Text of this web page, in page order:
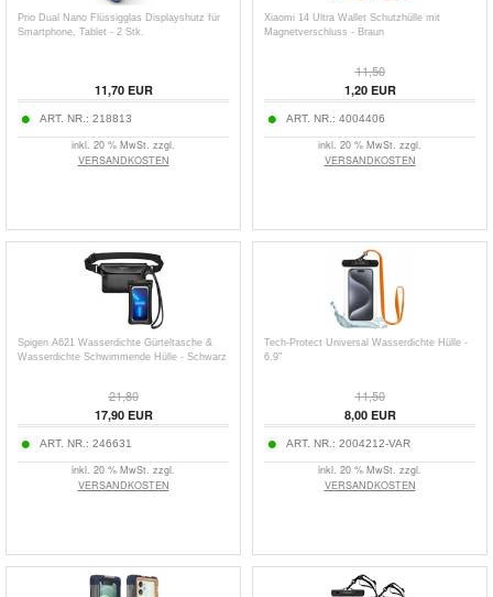
Prio Dual Nano Flüssigglas Displayshutz für
Smartphone, Tablet - 2 Stk.
11,70EUR
ART. NR.: 218813
inkl. 20 % MwSt. zzgl.
VERSANDKOSTEN
Xiaomi 14 Ultra Wallet Schutzhülle mit
Magnetverschluss - Braun
11,50
1,20EUR
ART. NR.: 4004406
inkl. 20 % MwSt. zzgl.
VERSANDKOSTEN
Spigen A621 Wasserdichte Gürteltasche &
Wasserdichte Schwimmende Hülle - Schwarz
21,80
17,90EUR
ART. NR.: 246631
inkl. 20 % MwSt. zzgl.
VERSANDKOSTEN
Tech-Protect Universal Wasserdichte Hülle -
6.9"
11,50
8,00EUR
ART. NR.: 2004212-VAR
inkl. 20 % MwSt. zzgl.
VERSANDKOSTEN